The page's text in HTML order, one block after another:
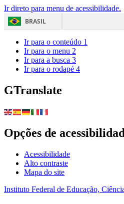
Ir direto para menu de acessibilidade.
BRASIL
Ir para o conteúdo 1
Ir para o menu 2
Ir para a busca 3
Ir para o rodapé 4
GTranslate
Opções de
Acessibilidade
Alto contraste
Mapa do site
Instituto Federal de Educação,